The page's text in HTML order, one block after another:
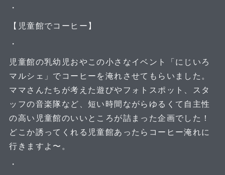
・
【児童館でコーヒー】
・
児童館の乳幼児おやこの小さなイベント「にじいろ
マルシェ」でコーヒーを淹れさせてもらいました。
ママさんたちが考えた遊びやフォトスポット、スタ
ッフの音楽隊など、短い時間ながらゆるくて自主性
の高い児童館のいいところが詰まった企画でした！
どこか誘ってくれる児童館あったらコーヒー淹れに
行きますよ〜。
・